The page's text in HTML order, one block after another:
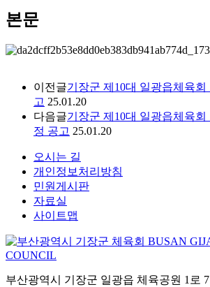
본문
이전글기장군 제10대 일광읍체육
고 25.01.20
다음글기장군 제10대 일광읍체육
정 공고 25.01.20
오시는 길
개인정보처리방침
민원게시판
자료실
사이트맵
부산광역시 기장군 일광읍 체육공원 1로